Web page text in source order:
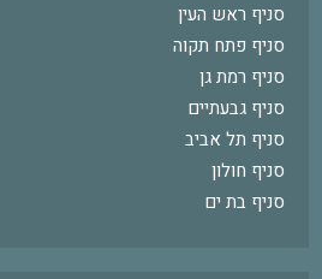
סניף ראש העין
סניף פתח תקוה
סניף רמת גן
סניף גבעתיים
סניף תל אביב
סניף חולון
סניף בת ים